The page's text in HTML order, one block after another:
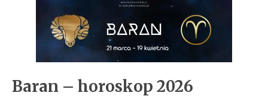
Baran – horoskop 2026